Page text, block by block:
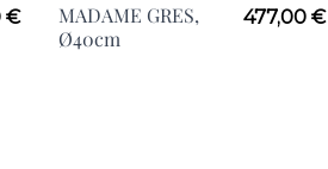
€
MADAME GRES,
Ø40cm
477,00 €